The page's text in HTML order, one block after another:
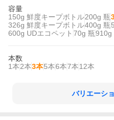
容量
150g 鮮度キープボトル200g 瓶
326g 鮮度キープボトル400g 瓶
600g UDエコペット 70g 瓶910g
本数
1本2本3本5本6本7本12本
バリエーシ